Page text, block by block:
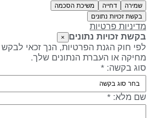
שמירה דחייה
משיכת הסכמה
בקשת זכויות נתונים
פרטיות
זכויות נתונים
חוק הגנת הפרטיות, הנך זכאי לבקש
או העברת הנתונים שלך.
בקשה: *
מלא: *